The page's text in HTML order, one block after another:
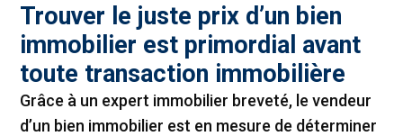
Trouver le juste prix d’un bien
immobilier est primordial avant
toute transaction immobilière
Grâce à un expert immobilier breveté, le vendeur
d’un bien immobilier est en mesure de déterminer